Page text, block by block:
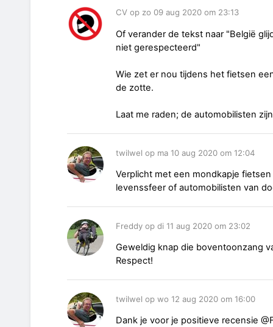
CV op zo 09 aug 2020 om 23:13
Of verander de tekst naar "België
niet gerespecteerd"
Wie zet er nou tijdens het fietsen
de zotte.
Laat me raden; de automobilisten
twilwel op ma 10 aug 2020 om 12:04
Verplicht met een mondkapje
levenssfeer of automobilisten van
Freddy op di 11 aug 2020 om 23:02
Geweldig knap die boventoonzang
Respect!
twilwel op wo 12 aug 2020 om 16:00
Dank je voor je positieve recensie